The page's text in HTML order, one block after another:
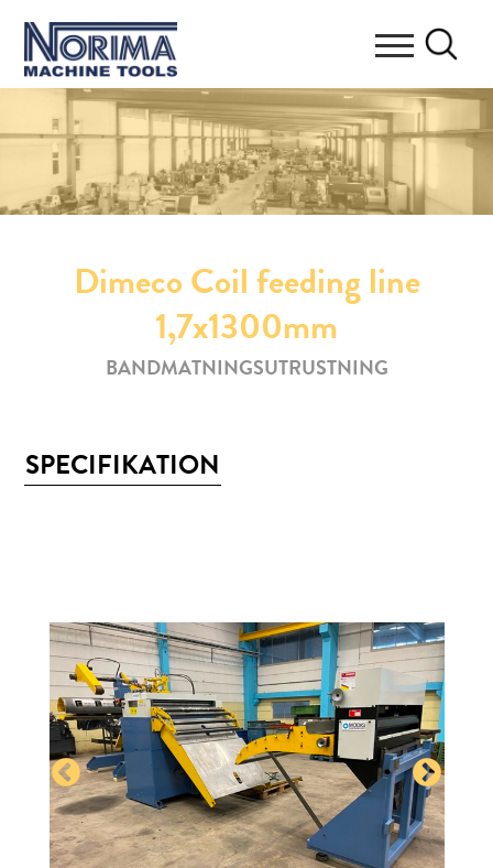
Dimeco Coil feeding line
1,7x1300mm
BANDMATNINGSUTRUSTNING
SPECIFIKATION